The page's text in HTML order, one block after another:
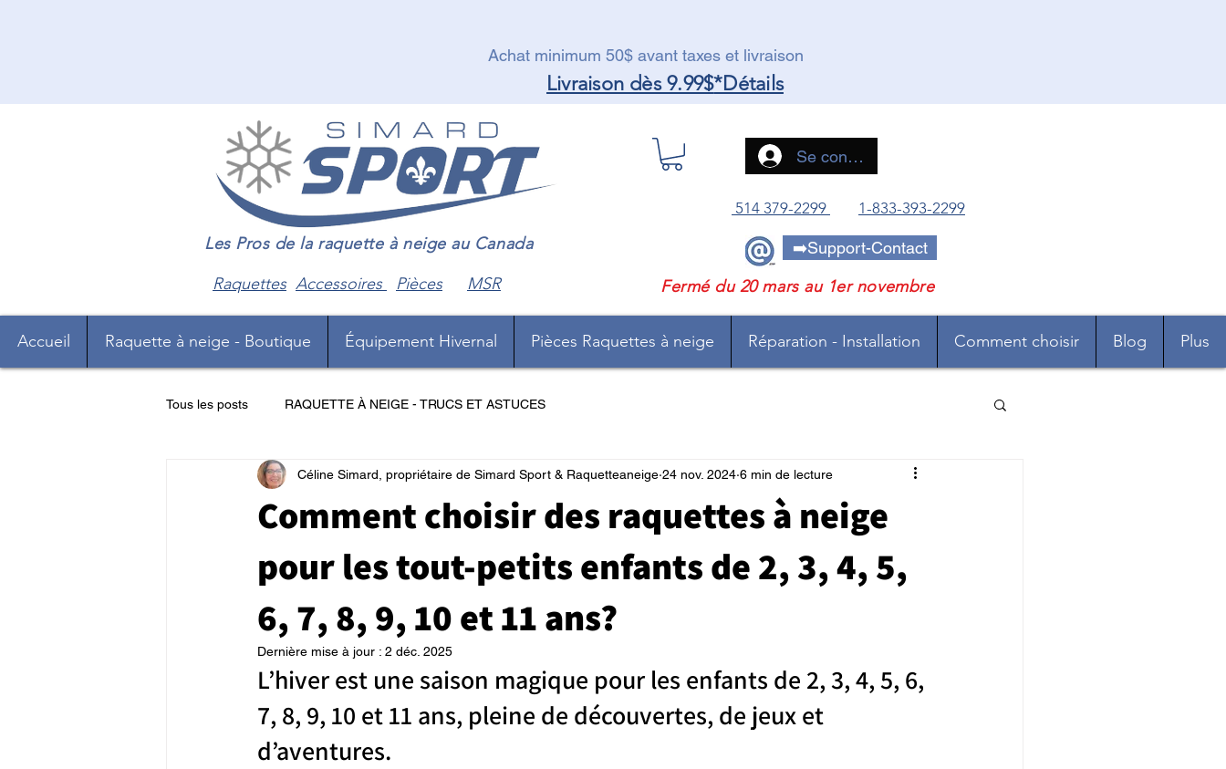
Achat minimum 50$ avant taxes et livraison
Livraison dès 9.99$*Détails
Les Pros de la raquette à neige au Canada
Raquettes Accessoires Pièces MSR
Se connecter
514 379-2299 1-833-393-2299
➡️Support-Contact
Fermé du 20 mars au 1er novembre
Accueil Raquette à neige - Boutique Équipement Hivernal Pièces Raquettes à neige Réparation - Installation Comment choisir Blog Plus
Tous les posts RAQUETTE À NEIGE - TRUCS ET ASTUCES
Comment choisir des raquettes à neige
pour les tout-petits enfants de 2, 3, 4, 5,
6, 7, 8, 9, 10 et 11 ans?
Céline Simard, propriétaire de Simard Sport & Raquetteaneige 24 nov. 2024 6 min de lecture
Dernière mise à jour : 2 déc. 2025
L’hiver est une saison magique pour les enfants de 2, 3, 4, 5, 6,
7, 8, 9, 10 et 11 ans, pleine de découvertes, de jeux et
d’aventures.